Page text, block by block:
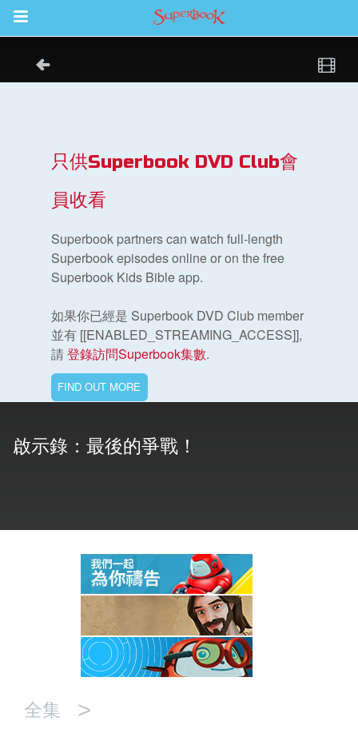
Return to Content
Bible App
只供Superbook DVD Club會
員收看
Superbook partners can watch full-length
Superbook episodes online or on the free
Superbook Kids Bible app.
如果你已經是 Superbook DVD Club member
並有 [[ENABLED_STREAMING_ACCESS]],
請登錄訪問Superbook集數.
FIND OUT MORE
啟示錄：最後的爭戰！
全集 >